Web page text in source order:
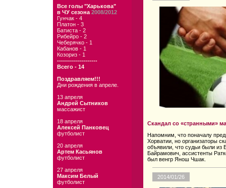
Все голы "Харькова"
в ЧУ сезона 2008/2012
Гунчак - 4
Платон - 3
Батиста - 2
Рибейро - 2
Чеберячко - 1
Кабанов - 1
Козориз - 1
--------------------
Всего - 14
Поздравляем!!!
Дни рождения в апреле.
13 апреля
Андрей Сытников
массажист
18 апреля
Алексей Панковец
футболист
20 апреля
Артем Касьянов
футболист
27 апреля
Максим Белый
футболист
Скандал со «странными»
Напомним, что поначалу
Хорватии, но организаторы
объявили, что судьи были из
Байрамович, ассистенты
был венгр Янош Чшак.
2014/01/26